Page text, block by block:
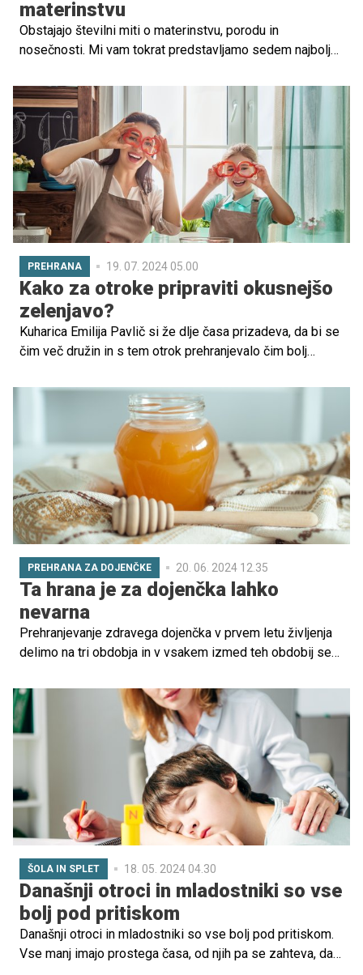
materinstvu
Obstajajo številni miti o materinstvu, porodu in
nosečnosti. Mi vam tokrat predstavljamo sedem najbolj
PREHRANA 19. 07. 2024 05.00
Kako za otroke pripraviti okusnejšo
zelenjavo?
Kuharica Emilija Pavlič si že dlje časa prizadeva, da bi se
čim več družin in s tem otrok prehranjevalo čim bolj
obrokov iz svežih sestavin," pravi. Med njimi je seveda
zelenjava. A zakaj se zgodi, da je otroci velikokrat ne
marajo? "Marsikdo je ne zna pripraviti pravilno," je
prepričana Primorka, ki prisega na mediteranski slog
kuhanja. Povprašali smo jo za nasvet.
PREHRANA ZA DOJENČKE 20. 06. 2024 12.35
Ta hrana je za dojenčka lahko
nevarna
Prehranjevanje zdravega dojenčka v prvem letu življenja
delimo na tri obdobja in v vsakem izmed teh obdobij se
ŠOLA IN SPLET 18. 05. 2024 04.30
Današnji otroci in mladostniki so vse
bolj pod pritiskom
Današnji otroci in mladostniki so vse bolj pod pritiskom.
Vse manj imajo prostega časa, od njih pa se zahteva, da